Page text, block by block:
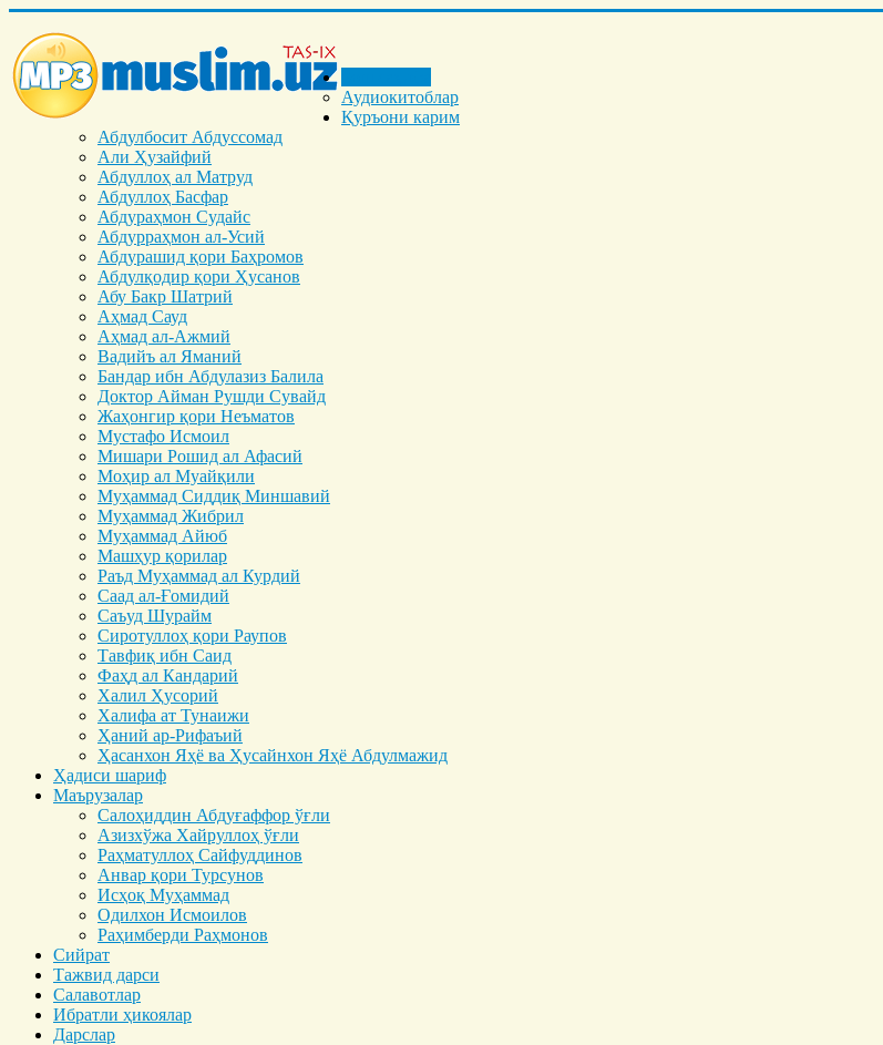
Аудиокитоблар
Қуръони карим
Абдулбосит Абдуссомад
Али Ҳузайфий
Абдуллоҳ ал Матруд
Абдуллоҳ Басфар
Абдураҳмон Судайс
Абдурраҳмон ал-Усий
Абдурашид қори Баҳромов
Абдулқодир қори Ҳусанов
Абу Бакр Шатрий
Аҳмад Сауд
Аҳмад ал-Ажмий
Вадийъ ал Яманий
Бандар ибн Абдулазиз Балила
Доктор Айман Рушди Сувайд
Жаҳонгир қори Неъматов
Мустафо Исмоил
Мишари Рошид ал Афасий
Моҳир ал Муайқили
Муҳаммад Cиддиқ Миншавий
Муҳаммад Жибрил
Муҳаммад Айюб
Машҳур қорилар
Раъд Муҳаммад ал Курдий
Саад ал-Ғомидий
Саъуд Шурайм
Сиротуллоҳ қори Раупов
Тавфиқ ибн Саид
Фаҳд ал Кандарий
Халил Ҳусорий
Халифа ат Тунаижи
Ҳаний ар-Рифаъий
Ҳасанхон Яҳё ва Ҳусайнхон Яҳё Абдулмажид
Ҳадиси шариф
Маърузалар
Салоҳиддин Абдуғаффор ўғли
Азизхўжа Хайруллоҳ ўғли
Раҳматуллоҳ Сайфуддинов
Анвар қори Турсунов
Исҳоқ Муҳаммад
Одилхон Исмоилов
Раҳимберди Раҳмонов
Сийрат
Тажвид дарси
Салавотлар
Ибратли ҳикоялар
Дарслар